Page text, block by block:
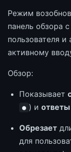
Режим
панель обзора
пользователя и
активному
Обзор:
Показывает
● ) и ответы
Обрезает
для